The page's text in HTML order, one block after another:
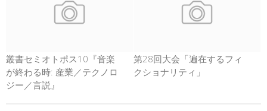
叢書セミオトポス10『音楽
が終わる時: 産業／テクノロ
ジー／言説』
第28回大会「遍在するフィ
クショナリティ」